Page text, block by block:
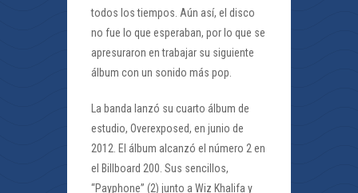
todos los tiempos. Aún así, el disco
no fue lo que esperaban, por lo que se
apresuraron en trabajar su siguiente
álbum con un sonido más pop.
La banda lanzó su cuarto álbum de
estudio, Overexposed, en junio de
2012. El álbum alcanzó el número 2 en
el Billboard 200. Sus sencillos,
“Payphone” (2) junto a Wiz Khalifa y